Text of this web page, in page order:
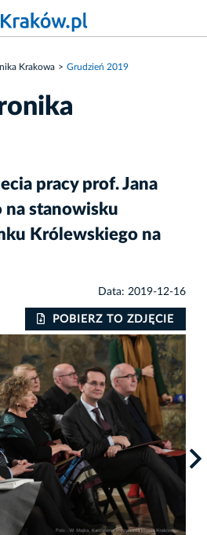
Krakowa Grudzień 2019
pracy prof. Jana
stanowisku
Królewskiego na
Data: 2019-12-16
POBIERZ TO ZDJĘCIE